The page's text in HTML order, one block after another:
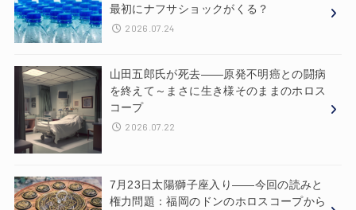
最初にナフサショックがくる？
2026.07.24
山田五郎氏が死去——原発不明癌との闘病
を終えて～まさに生き様そのままのホロス
コープ
2026.07.22
7月23日太陽獅子座入り——今回の読みと
権力問題：福岡のドンのホロスコープから